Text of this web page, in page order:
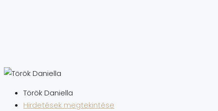
Török Daniella
Hirdetések megtekintése